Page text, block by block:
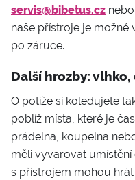
servis@bibetus.cz
naše přístroje je možné
po záruce.
Další hrozby:
O potíže si koledujete
poblíž místa, které je
prádelna, koupelna
měli vyvarovat
s přístrojem mohou